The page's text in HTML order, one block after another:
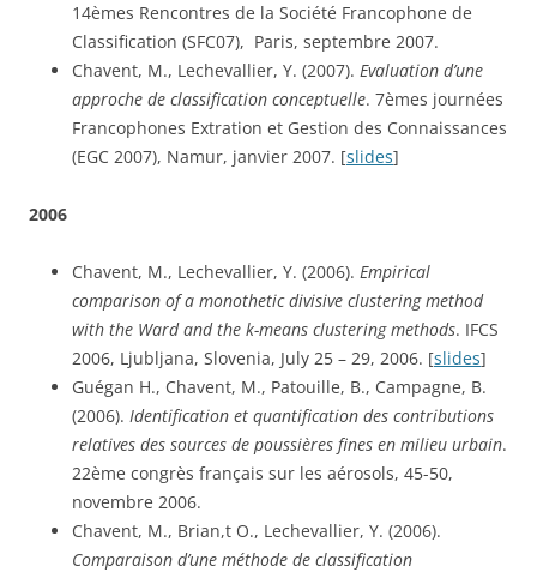
14èmes Rencontres de la Société Francophone de
Classification (SFC07),  Paris, septembre 2007.
Chavent, M., Lechevallier, Y. (2007). Evaluation d’une
approche de classification conceptuelle. 7èmes journées
Francophones Extration et Gestion des Connaissances
(EGC 2007), Namur, janvier 2007. [slides]
2006
Chavent, M., Lechevallier, Y. (2006). Empirical
comparison of a monothetic divisive clustering method
with the Ward and the k-means clustering methods. IFCS
2006, Ljubljana, Slovenia, July 25 – 29, 2006. [slides]
Guégan H., Chavent, M., Patouille, B., Campagne, B.
(2006). Identification et quantification des contributions
relatives des sources de poussières fines en milieu urbain.
22ème congrès français sur les aérosols, 45-50,
novembre 2006.
Comparaison d’une méthode de classification